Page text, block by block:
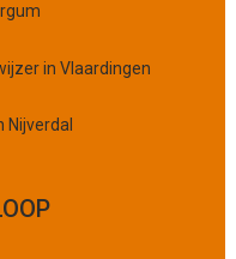
in Vlaardingen
Nijverdal